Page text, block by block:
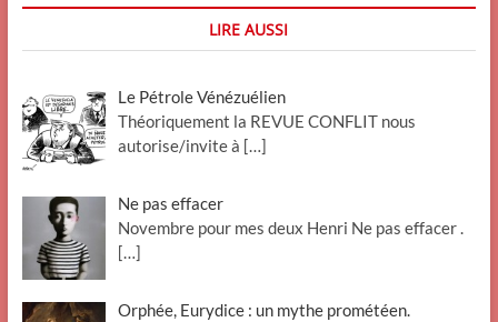
LIRE AUSSI
Le Pétrole Vénézuélien
Théoriquement la REVUE CONFLIT nous
autorise/invite à […]
Ne pas effacer
Novembre pour mes deux Henri Ne pas effacer .
[…]
Orphée, Eurydice : un mythe prométéen.